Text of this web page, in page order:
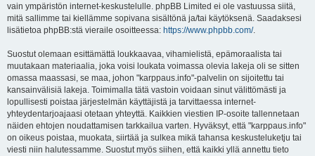
vain ympäristön internet-keskustelulle. phpBB Limited ei ole vastuussa siitä,
mitä sallimme tai kiellämme sopivana sisältönä ja/tai käytöksenä. Saadaksesi
lisätietoa phpBB:stä vieraile osoitteessa: https://www.phpbb.com/.
Suostut olemaan esittämättä loukkaavaa, vihamielistä, epämoraalista tai
muutakaan materiaalia, joka voisi loukata voimassa olevia lakeja oli se sitten
omassa maassasi, se maa, johon "karppaus.info"-palvelin on sijoitettu tai
kansainvälisiä lakeja. Toimimalla tätä vastoin voidaan sinut välittömästi ja
lopullisesti poistaa järjestelmän käyttäjistä ja tarvittaessa internet-
yhteydentarjoajaasi otetaan yhteyttä. Kaikkien viestien IP-osoite tallennetaan
näiden ehtojen noudattamisen tarkkailua varten. Hyväksyt, että "karppaus.info"
on oikeus poistaa, muokata, siirtää ja sulkea mikä tahansa keskusteluketju tai
viesti niin halutessamme. Suostut myös siihen, että kaikki yllä annettu tieto